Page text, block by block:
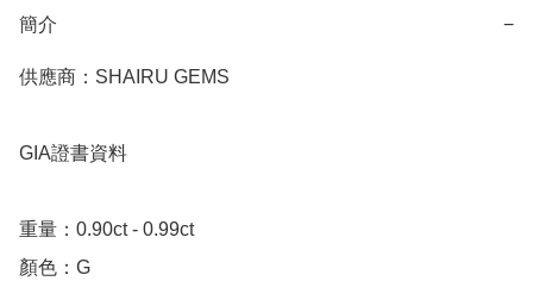
簡介 −
供應商：SHAIRU GEMS
GIA證書資料
重量：0.90ct - 0.99ct
顏色：G